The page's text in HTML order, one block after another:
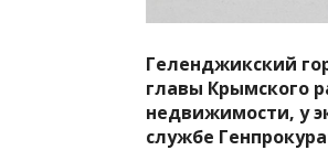
Геленджикский
главы Крымского
недвижимости, у
службе